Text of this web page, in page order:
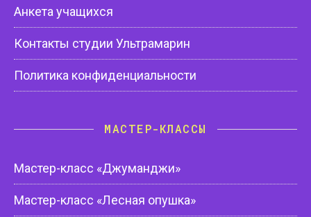
Анкета учащихся
Контакты студии Ультрамарин
Политика конфиденциальности
МАСТЕР-КЛАССЫ
Мастер-класс «Джуманджи»
Мастер-класс «Лесная опушка»